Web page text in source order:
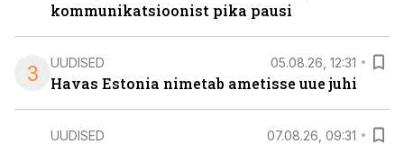
kommunikatsioonist pika pausi
3 UUDISED 05.08.26, 12:31
Havas Estonia nimetab ametisse uue juhi
UUDISED 07.08.26, 09:31